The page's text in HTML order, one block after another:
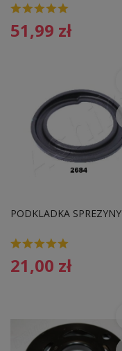
7M0511143B VW
51,99 zł
PODKLADKA SPREZYNY
21,00 zł